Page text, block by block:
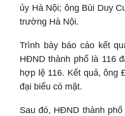
ủy Hà Nội; ông Bùi Duy
trường Hà Nội.
Trình bày báo cáo kết
HĐND thành phố là 116
hợp lệ 116. Kết quả, ông
đại biểu có mặt.
Sau đó, HĐND thành